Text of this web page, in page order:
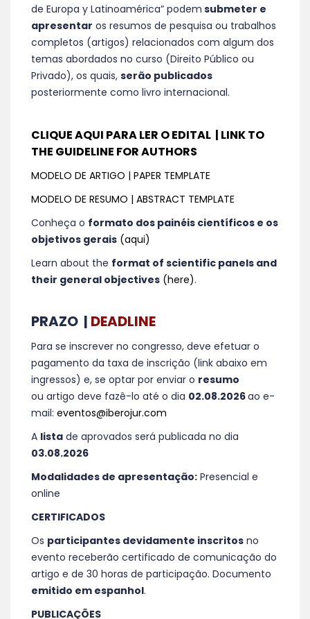
de Europa y Latinoamérica” podem submeter e
apresentar os resumos de pesquisa ou trabalhos
completos (artigos) relacionados com algum dos
temas abordados no curso (Direito Público ou
Privado), os quais, serão publicados
posteriormente como livro internacional.
CLIQUE AQUI PARA LER O EDITAL | LINK TO
THE GUIDELINE FOR AUTHORS
MODELO DE ARTIGO | PAPER TEMPLATE
MODELO DE RESUMO | ABSTRACT TEMPLATE
Conheça o formato dos painéis científicos e os
objetivos gerais (aqui)
Learn about the format of scientific panels and
their general objectives (here).
PRAZO | DEADLINE
Para se inscrever no congresso, deve efetuar o
pagamento da taxa de inscrição (link abaixo em
ingressos) e, se optar por enviar o resumo
ou artigo deve fazê-lo até o dia 02.08.2026ao e-
mail: eventos@iberojur.com
A lista de aprovados será publicada no dia
03.08.2026
Modalidades de apresentação: Presencial e
online
CERTIFICADOS
Os participantes devidamente inscritos no
evento receberão certificado de comunicação do
artigo e de 30 horas de participação. Documento
emitido em espanhol.
PUBLICAÇÕES